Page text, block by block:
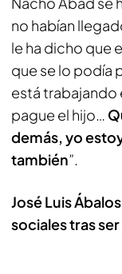
no habían
le ha dicho que
que se lo podía
está trabajando
pague el hijo…
demás, yo
también”.
José Luis
sociales tras